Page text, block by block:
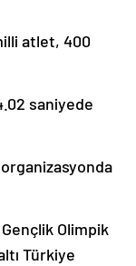
atlet, 400
saniyede
Olimpik
Türkiye